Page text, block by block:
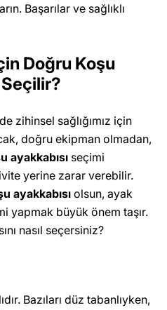
Başarılar ve sağlıklı
Doğru Koşu
Seçilir?
zihinsel sağlığımız için
doğru ekipman olmadan,
ayakkabısı seçimi
yerine zarar verebilir.
ayakkabısı olsun, ayak
yapmak büyük önem taşır.
nasıl seçersiniz?
Bazıları düz tabanlıyken,